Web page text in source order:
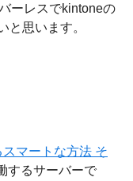
ーレスでkintoneの
と思います。
マートな方法 そ
するサーバーで